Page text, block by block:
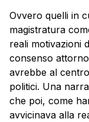
Ovvero quelli in
magistratura
reali motivazioni
consenso
avrebbe al
politici. Una
che poi, come
avvicinava alla